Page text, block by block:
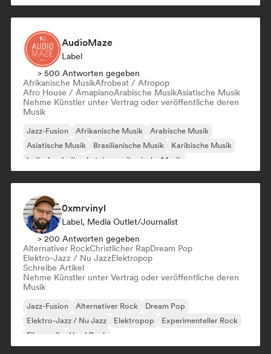
AudioMaze
Label
> 500 Antworten gegeben
Afrikanische MusikAfrobeat / Afropop
Afro House / AmapianoArabische MusikAsiatische Musik
Nehme Künstler unter Vertrag oder veröffentliche deren
Musik
Jazz-Fusion Afrikanische Musik
Arabische Musik
Asiatische Musik
Brasilianische Musik
Karibische Musik
Indisches Indie
Lateinamerikanische Musik
0xmrvinyl
Label, Media Outlet/Journalist
> 200 Antworten gegeben
Alternativer RockChristlicher RapDream Pop
Elektro-Jazz / Nu JazzElektropop
Schreibe Artikel
Nehme Künstler unter Vertrag oder veröffentliche deren
Musik
Jazz-Fusion Alternativer Rock
Dream Pop
Elektro-Jazz / Nu Jazz
Elektropop
Experimenteller Rock
Filmmusik
Hard Rock